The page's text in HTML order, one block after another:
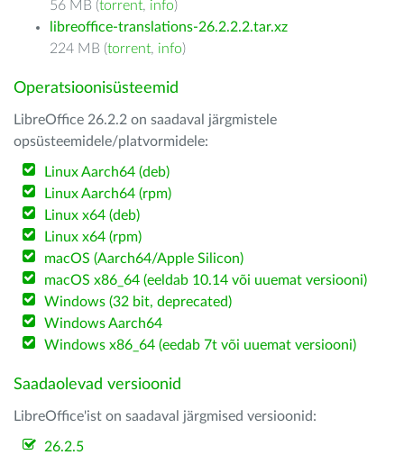
56 MB (torrent, info)
libreoffice-translations-26.2.2.2.tar.xz
224 MB (torrent, info)
Operatsioonisüsteemid
LibreOffice 26.2.2 on saadaval järgmistele
opsüsteemidele/platvormidele:
Linux Aarch64 (deb)
Linux Aarch64 (rpm)
Linux x64 (deb)
Linux x64 (rpm)
macOS (Aarch64/Apple Silicon)
macOS x86_64 (eeldab 10.14 või uuemat versiooni)
Windows (32 bit, deprecated)
Windows Aarch64
Windows x86_64 (eedab 7t või uuemat versiooni)
Saadaolevad versioonid
LibreOffice'ist on saadaval järgmised versioonid:
26.2.5